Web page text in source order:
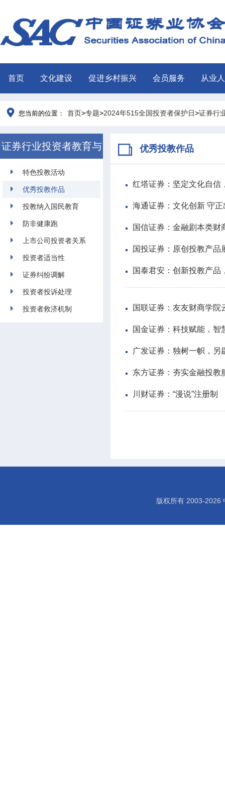
首页 文化建设 促进乡村振兴 会员服务 从业
您当前的位置： 首页>专题>2024年515全国投资者保护日>证券行
证券行业投资者教育与
保护案例集
特色投教活动
优秀投教作品
投教纳入国民教育
防非健康跑
上市公司投资者关系
投资者适当性
证券纠纷调解
投资者投诉处理
投资者救济机制
优秀投教作品
红塔证券：坚定文化自信
海通证券：文化创新 守
国信证券：金融剧本类财
国投证券：原创投教产品
国泰君安：创新投教产品
国联证券：友友财商学院
国金证券：科技赋能，
广发证券：独树一帜，
东方证券：夯实金融投教
川财证券：“漫说”注册制
版权所有 2003-2026